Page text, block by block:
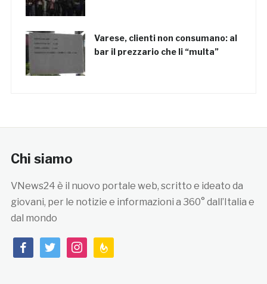
Varese, clienti non consumano: al
bar il prezzario che li “multa”
Chi siamo
VNews24 è il nuovo portale web, scritto e ideato da
giovani, per le notizie e informazioni a 360° dall’Italia e
dal mondo
facebooktwitterinstagramfeedburner